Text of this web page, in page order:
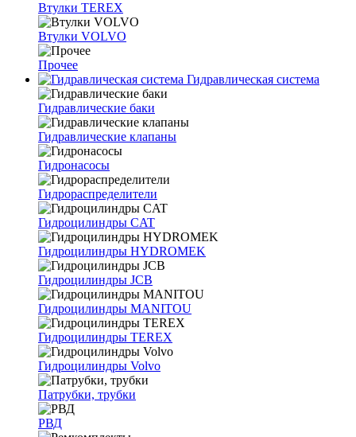
Втулки TEREX
Втулки VOLVO
Прочее
Гидравлическая система
Гидравлические баки
Гидравлические клапаны
Гидронасосы
Гидрораспределители
Гидроцилиндры CAT
Гидроцилиндры HYDROMEK
Гидроцилиндры JCB
Гидроцилиндры MANITOU
Гидроцилиндры TEREX
Гидроцилиндры Volvo
Патрубки, трубки
РВД